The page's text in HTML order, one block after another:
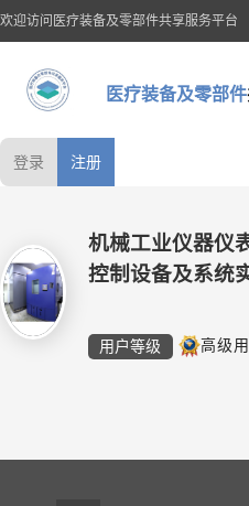
欢迎访问医疗装备及零部件共享服务平台
医疗装备及零部件
登录 注册
机械工业仪器仪
控制设备及系统
用户等级 高级